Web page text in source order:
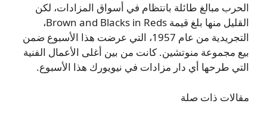
الحرب مبالغ طائلة بانتظام في أسواق المزادات، لكن
القليل منها بلغ قيمة Brown and Blacks in Reds،
التجريدية من عام 1957، التي عرضت هذا الأسبوع ضمن
بيع مجموعة منوتشين. كانت من بين أغلى الأعمال الفنية
التي طرحها أي دار مزادات في نيويورك هذا الأسبوع.
مقالات ذات صلة